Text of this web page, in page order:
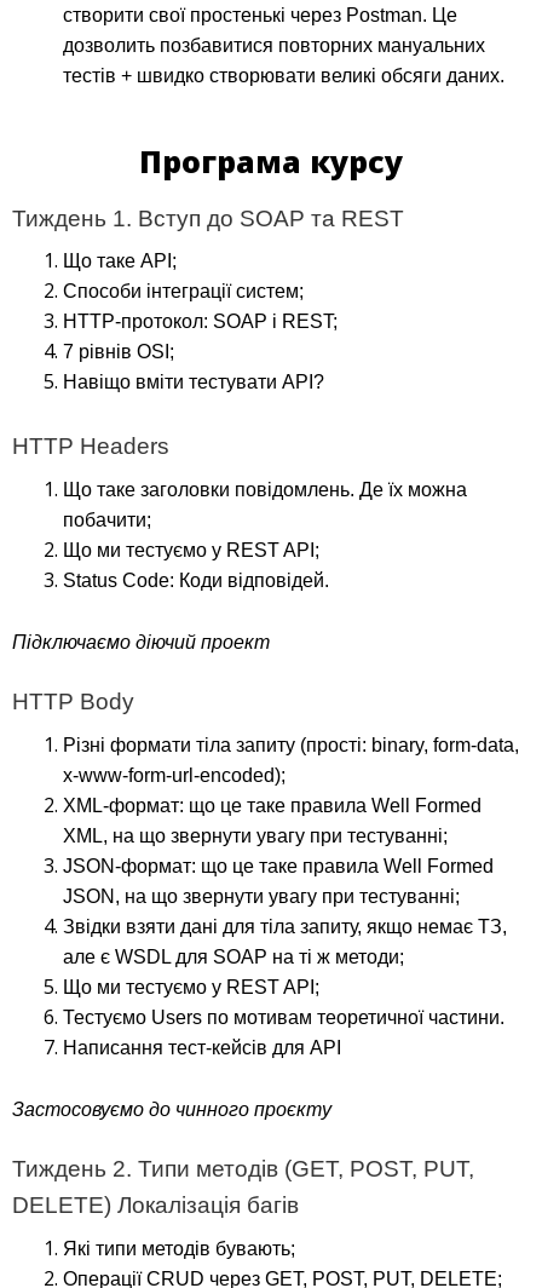
створити свої простенькі через Postman. Це
дозволить позбавитися повторних мануальних
тестів + швидко створювати великі обсяги даних.
Програма курсу
Тиждень 1. Вступ до SOAP та REST
Що таке API;
Способи інтеграції систем;
HTTP-протокол: SOAP і REST;
7 рівнів OSI;
Навіщо вміти тестувати API?
HTTP Headers
Що таке заголовки повідомлень. Де їх можна
побачити;
Що ми тестуємо у REST API;
Status Code: Коди відповідей.
Підключаємо діючий проект
HTTP Body
Різні формати тіла запиту (прості: binary, form-data,
x-www-form-url-encoded);
XML-формат: що це таке правила Well Formed
XML, на що звернути увагу при тестуванні;
JSON-формат: що це таке правила Well Formed
JSON, на що звернути увагу при тестуванні;
Звідки взяти дані для тіла запиту, якщо немає ТЗ,
але є WSDL для SOAP на ті ж методи;
Що ми тестуємо у REST API;
Тестуємо Users по мотивам теоретичної частини.
Написання тест-кейсів для API
Застосовуємо до чинного проєкту
Тиждень 2. Типи методів (GET, POST, PUT,
DELETE) Локалізація багів
Які типи методів бувають;
Операції CRUD через GET, POST, PUT, DELETE;